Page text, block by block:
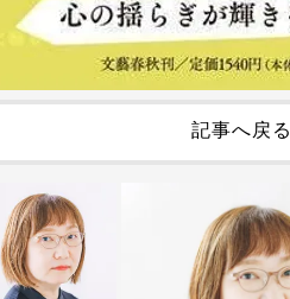
記事へ戻る